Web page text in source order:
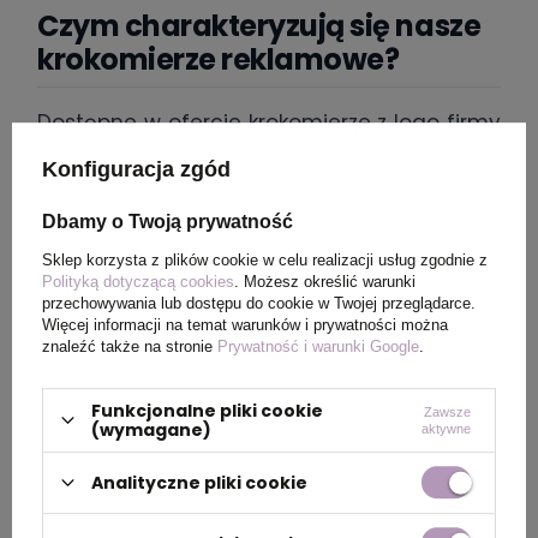
Czym charakteryzują się nasze
krokomierze reklamowe?
Dostępne w ofercie krokomierze z logo firmy
wykonane zostały z solidnych tworzyw, dzięki
czemu mamy pewność, że posłużą przez
dłuższy czas. Nasi klienci mają do wyboru
kilka uniwersalnych modeli o designerskim
charakterze — a największą popularnością
cieszą się estetyczne krokomierze z
nadrukiem w formie opaski przyjaznej dla
dla biegaczy reklamowe
np. podczas
sportowych eventów. Mechanizm działania
każdego urządzenia jest na tyle prosty i
intuicyjny, aby zarówno osoby starsze, jak i
młodsze mogły sobie z nim poradzić. Jeśli
Konfiguracja zgód
Dbamy o Twoją prywatność
Sklep korzysta z plików cookie w celu realizacji usług zgodnie z
Polityką dotyczącą cookies . Możesz określić warunki
przechowywania lub dostępu do cookie w Twojej przeglądarce.
Więcej informacji na temat warunków i prywatności można
znaleźć także na stronie Prywatność i warunki Google
Funkcjonalne pliki cookie
(wymagane)
Zawsze
aktywne
Analityczne pliki cookie